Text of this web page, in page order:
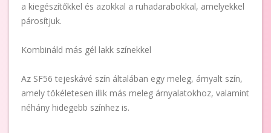
a kiegészítőkkel és azokkal a ruhadarabokkal, amelyekkel
párosítjuk.
Kombináld más gél lakk színekkel
Az SF56 tejeskávé szín általában egy meleg, árnyalt szín,
amely tökéletesen illik más meleg árnyalatokhoz, valamint
néhány hidegebb színhez is.